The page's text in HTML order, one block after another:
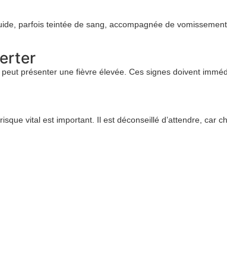
parfois teintée de sang, accompagnée de
présenter une fièvre élevée. Ces signes doivent
vital est important. Il est déconseillé d’attendre, car